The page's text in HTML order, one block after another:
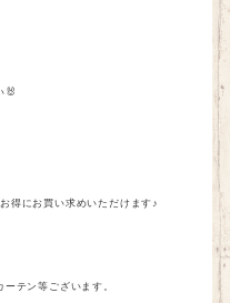
🐰
得にお買い求めいただけます♪
テン等ございます。